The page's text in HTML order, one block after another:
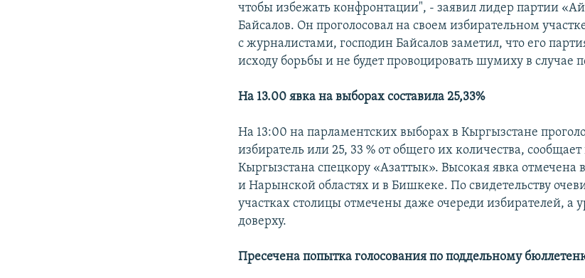
чтобы избежать конфронтации", - заявил лидер партии
Байсалов. Он проголосовал на своем избирательном
с журналистами, господин Байсалов заметил, что его
исходу борьбы и не будет провоцировать шумиху в случае
На 13.00 явка на выборах составила 25,33%
На 13:00 на парламентских выборах в Кыргызстане
избиратель или 25, 33 % от общего их количества,
Кыргызстана спецкору «Азаттык». Высокая явка отмечена
и Нарынской областях и в Бишкеке. По свидетельству
участках столицы отмечены даже очереди избирателей, а
доверху.
Пресечена попытка голосования по поддельному